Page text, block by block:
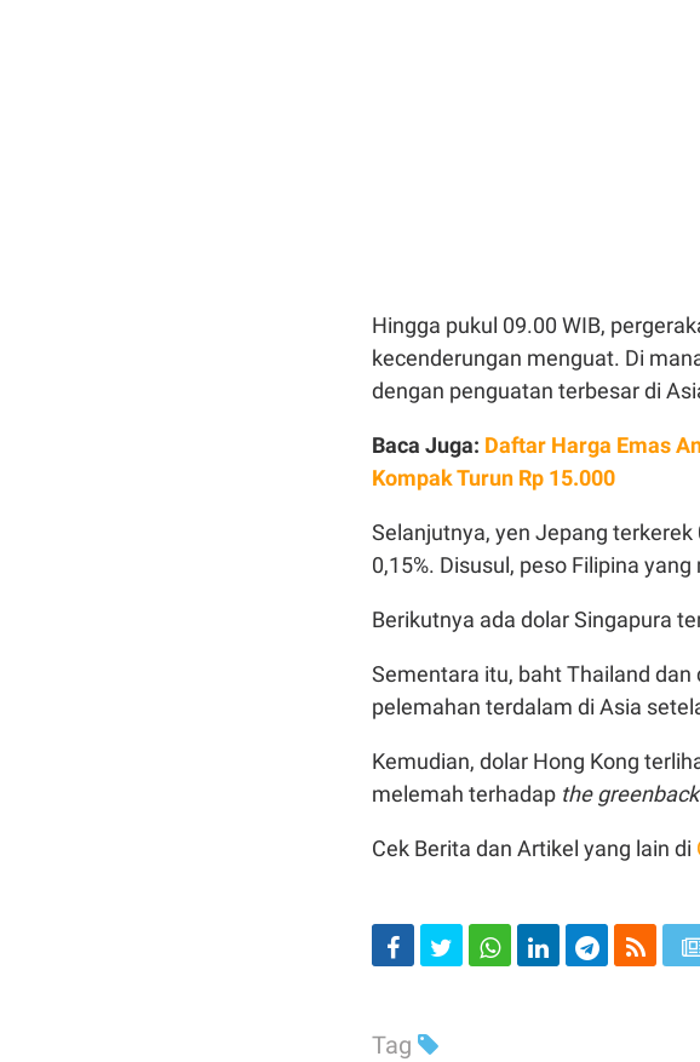
Hingga pukul 09.00 WIB,
kecenderungan menguat. Di
dengan penguatan terbesar di
Baca Juga: Daftar Harga Emas
Kompak Turun Rp 15.000
Selanjutnya, yen Jepang
0,15%. Disusul, peso Filipina yang
Berikutnya ada dolar Singapura
Sementara itu, baht Thailand
pelemahan terdalam di Asia
Kemudian, dolar Hong Kong
melemah terhadap the greenback
Cek Berita dan Artikel yang lain di
Tag